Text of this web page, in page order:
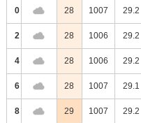
0 28 1007 29.2
2 28 1006 29.2
4 28 1006 29.2
6 28 1007 29.1
8 29 1007 29.2